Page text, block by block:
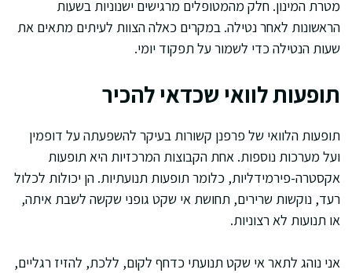
מטרת המינון. חלק מהמטופלים מרגישים ישנוניות בשעות
הראשונות לאחר נטילה. במקרים כאלה הצוות לעיתים מתאים את
שעות הנטילה כדי לשמור על תפקוד יומי.
תופעות לוואי שכדאי להכיר
תופעות הלוואי של פרפנן קשורות בעיקר להשפעתה על דופמין
ועל מערכות נוספות. אחת הקבוצות המרכזיות היא תופעות
אקסטרה-פירמידליות, כלומר תופעות תנועתיות. הן יכולות לכלול
רעד, נוקשות שרירים, תחושת אי שקט גופני שקשה לשבת איתה,
או תנועות לא רצוניות.
אני נוהג לתאר אי שקט תנועתי כדחף לקום, ללכת, להזיז רגליים,